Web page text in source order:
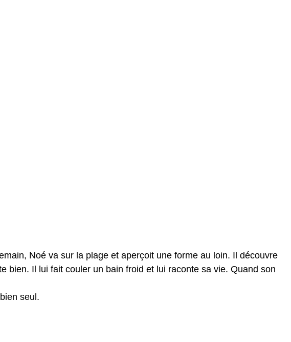
Noé va sur la plage et aperçoit une forme au loin. Il découvre
bien. Il lui fait couler un bain froid et lui raconte sa vie. Quand son
seul.